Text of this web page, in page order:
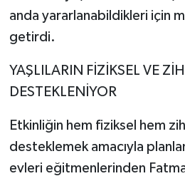
anda yararlanabildikleri için
getirdi.
YAŞLILARIN FİZİKSEL VE
DESTEKLENİYOR
Etkinliğin hem fiziksel hem
desteklemek amacıyla
evleri eğitmenlerinden